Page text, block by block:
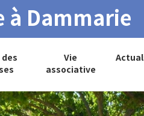
à Dammarie
Vie
associative